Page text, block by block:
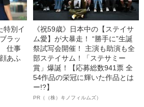
特別イ
ラッ
仕事
あふ
《祝59歳》日本中の【ステイサ
ム愛】が大暴走！ “勝手に”生誕
祭試写会開催！ 主演も助演も全
部ステイサム！「ステサミー
賞」爆誕！【応募総数941票 全
54作品の栄冠に輝いた作品とは
ー!?】
PR（（株）キノフィルムズ）